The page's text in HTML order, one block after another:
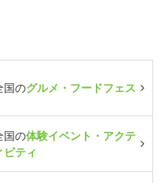
国のグルメ・フードフェス
国の体験イベント・アクテ
ビティ